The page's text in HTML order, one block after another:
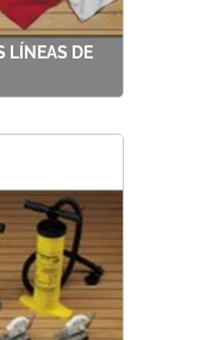
LÍNEAS DE